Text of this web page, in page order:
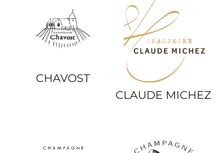
CHAVOST
CLAUDE MICHEZ